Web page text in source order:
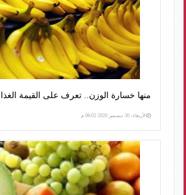
منها خسارة الوزن.. تعرف على القيمة
الأربعاء، 30 ديسمبر 2020 06:02 م